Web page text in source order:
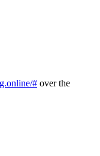
# over the